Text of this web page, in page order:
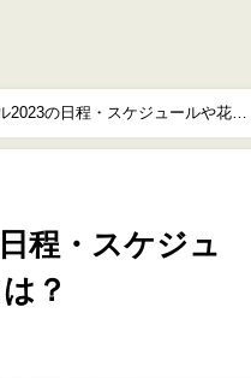
の日程・スケジュールや花火
程・スケジュ
は？